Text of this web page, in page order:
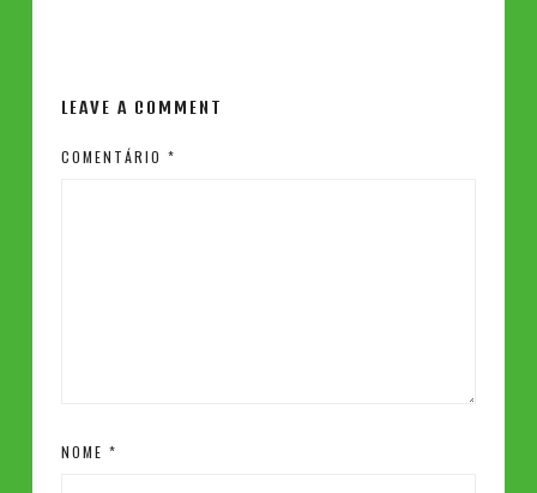
LEAVE A COMMENT
COMENTÁRIO *
NOME *